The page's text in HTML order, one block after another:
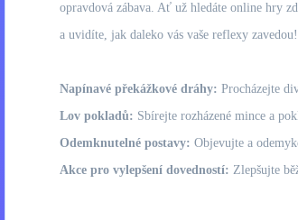
opravdová zábava. Ať už hledáte online hry
a uvidíte, jak daleko vás vaše reflexy zavedou!
Napínavé překážkové dráhy: Procházejte
Lov pokladů: Sbírejte rozházené mince a
Odemknutelné postavy: Objevujte a
Akce pro vylepšení dovedností: Zlepšujte